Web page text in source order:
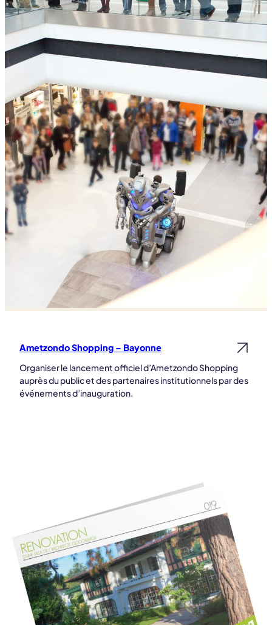
Ametzondo Shopping – Bayonne
Organiser le lancement officiel d’Ametzondo Shopping
auprès du public et des partenaires institutionnels par des
événements d’inauguration.